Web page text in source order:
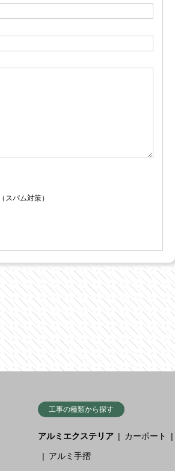
パム対策）
工事の種類から探す
アルミエクステリア カーポート
アルミ手摺